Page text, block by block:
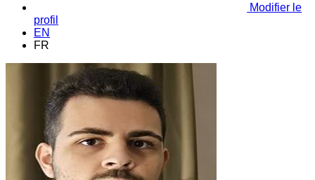
Modifier le
profil
EN
FR